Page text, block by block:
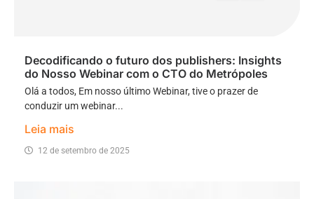
Decodificando o futuro dos publishers: Insights
do Nosso Webinar com o CTO do Metrópoles
Olá a todos, Em nosso último Webinar, tive o prazer de
conduzir um webinar...
Leia mais
12 de setembro de 2025